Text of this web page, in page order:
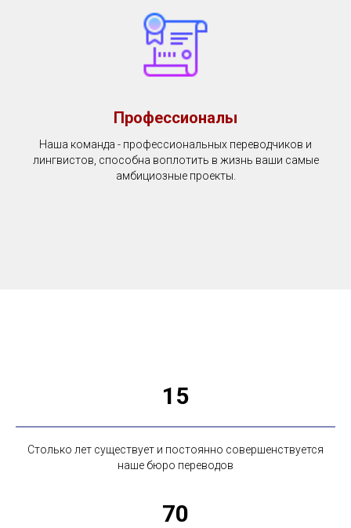
Профессионалы
Наша команда - профессиональных переводчиков и
лингвистов, способна воплотить в жизнь ваши самые
амбициозные проекты.
15
Столько лет существует и постоянно совершенствуется
наше бюро переводов
70